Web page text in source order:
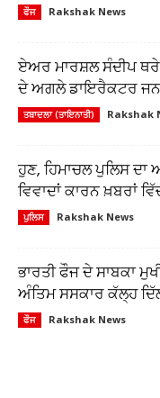
ਫੌਜ Rakshak News
ਏਅਰ ਮਾਰਸ਼ਲ ਸੰਦੀਪ
ਦੇ ਅਗਲੇ ਡਾਇਰੈਕਟਰ
ਤਬਾਦਲਾ (ਤਾਇਨਾਤੀ) Rakshak
ਹੁਣ, ਹਿਮਾਚਲ ਪੁਲਿਸ
ਵਿਵਾਦਾਂ ਕਾਰਨ ਖ਼ਬਰਾਂ
ਪੁਲਿਸ Rakshak News
ਭਾਰਤੀ ਫੌਜ ਦੇ ਸਾਬਕਾ
ਅੰਤਿਮ ਸਸਕਾਰ ਕੱਲ੍ਹ
ਫੌਜ Rakshak News